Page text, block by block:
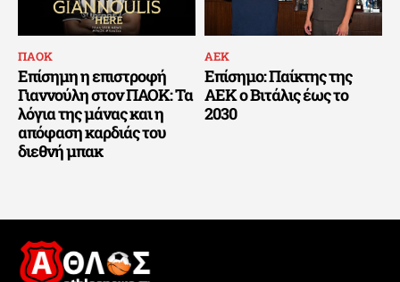
ΠΑΟΚ
Επίσημη η επιστροφή
Γιαννούλη στον ΠΑΟΚ: Τα
λόγια της μάνας και η
απόφαση καρδιάς του
διεθνή μπακ
ΑΕΚ
Επίσημο: Παίκτης της
ΑΕΚ ο Βιτάλις έως το
2030